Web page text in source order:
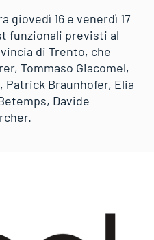
giovedì 16 e venerdì 17
funzionali previsti al
di Trento, che
Tommaso Giacomel,
Patrick Braunhofer, Elia
Davide